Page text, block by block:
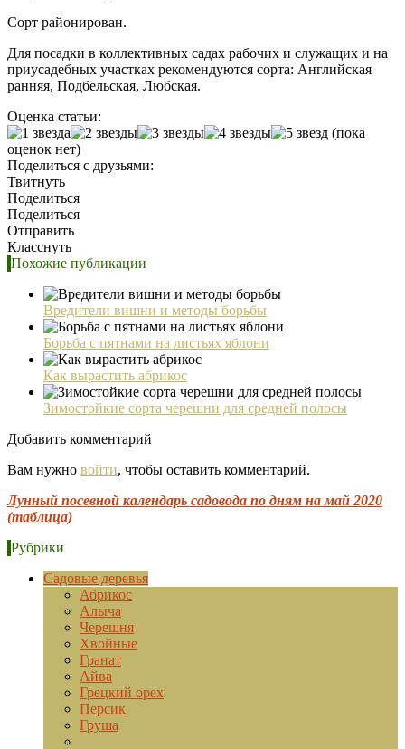
Сорт районирован.
Для посадки в коллективных садах рабочих и служащих и на
приусадебных участках рекомендуются сорта: Английская
ранняя, Подбельская, Любская.
Оценка статьи:
(пока
оценок нет)
Поделиться с друзьями:
Твитнуть
Поделиться
Поделиться
Отправить
Класснуть
Похожие публикации
Вредители вишни и методы борьбы
Борьба с пятнами на листьях яблони
Как вырастить абрикос
Зимостойкие сорта черешни для средней полосы
Добавить комментарий
Вам нужно войти, чтобы оставить комментарий.
Лунный посевной календарь садовода по дням на май 2020
(таблица)
Рубрики
Садовые деревья
Абрикос
Алыча
Черешня
Хвойные
Гранат
Айва
Грецкий орех
Персик
Груша